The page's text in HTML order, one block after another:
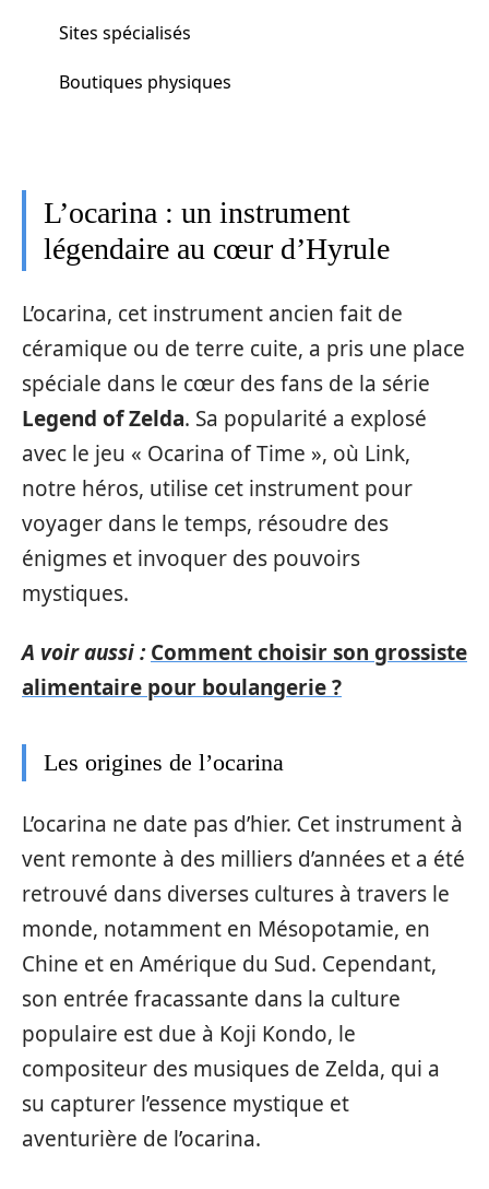
Sites spécialisés
Boutiques physiques
L’ocarina : un instrument
légendaire au cœur d’Hyrule
L’ocarina, cet instrument ancien fait de
céramique ou de terre cuite, a pris une place
spéciale dans le cœur des fans de la série
Legend of Zelda. Sa popularité a explosé
avec le jeu « Ocarina of Time », où Link,
notre héros, utilise cet instrument pour
voyager dans le temps, résoudre des
énigmes et invoquer des pouvoirs
mystiques.
A voir aussi : Comment choisir son grossiste
alimentaire pour boulangerie ?
Les origines de l’ocarina
L’ocarina ne date pas d’hier. Cet instrument à
vent remonte à des milliers d’années et a été
retrouvé dans diverses cultures à travers le
monde, notamment en Mésopotamie, en
Chine et en Amérique du Sud. Cependant,
son entrée fracassante dans la culture
populaire est due à Koji Kondo, le
compositeur des musiques de Zelda, qui a
su capturer l’essence mystique et
aventurière de l’ocarina.